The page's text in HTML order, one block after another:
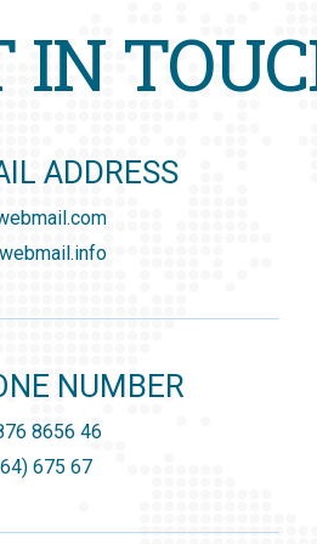
IN
ADDRESS
NUMBER
8656 46
675 67